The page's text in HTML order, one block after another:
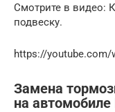
Смотрите в видео:
подвеску.
https://youtube.com/
Замена
на автомобиле